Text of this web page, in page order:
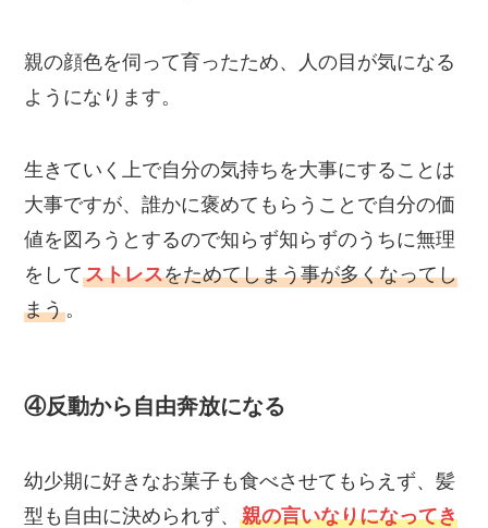
親の顔色を伺って育ったため、人の目が気になる
ようになります。
生きていく上で自分の気持ちを大事にすることは
大事ですが、誰かに褒めてもらうことで自分の価
値を図ろうとするので知らず知らずのうちに無理
をしてストレスをためてしまう事が多くなってし
まう。
④反動から自由奔放になる
幼少期に好きなお菓子も食べさせてもらえず、髪
型も自由に決められず、親の言いなりになってき